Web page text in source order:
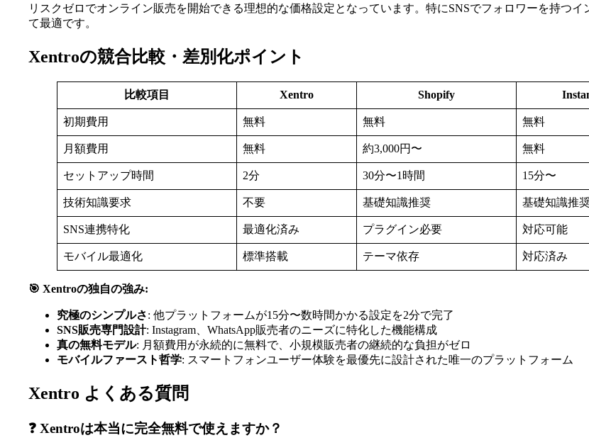
リスクゼロでオンライン販売を開始できる理想的な価格設定となっています。特にSNSでフォロワーを持つ
て最適です。
Xentroの競合比較・差別化ポイント
比較項目 Xentro Shopify
初期費用 無料 無料 無料
月額費用 無料 約3,000円〜 無料
セットアップ時間 2分 30分〜1時間 15分〜
技術知識要求 不要 基礎知識推奨 基礎知識推
SNS連携特化 最適化済み プラグイン必要 対応可能
モバイル最適化 標準搭載 テーマ依存 対応済み
🎯 Xentroの独自の強み:
究極のシンプルさ: 他プラットフォームが15分〜数時間かかる設定を2分で完了
SNS販売専門設計: Instagram、WhatsApp販売者のニーズに特化した機能構成
真の無料モデル: 月額費用が永続的に無料で、小規模販売者の継続的な負担がゼロ
モバイルファースト哲学: スマートフォンユーザー体験を最優先に設計された唯一のプラットフォーム
Xentro よくある質問
❓ Xentroは本当に完全無料で使えますか？